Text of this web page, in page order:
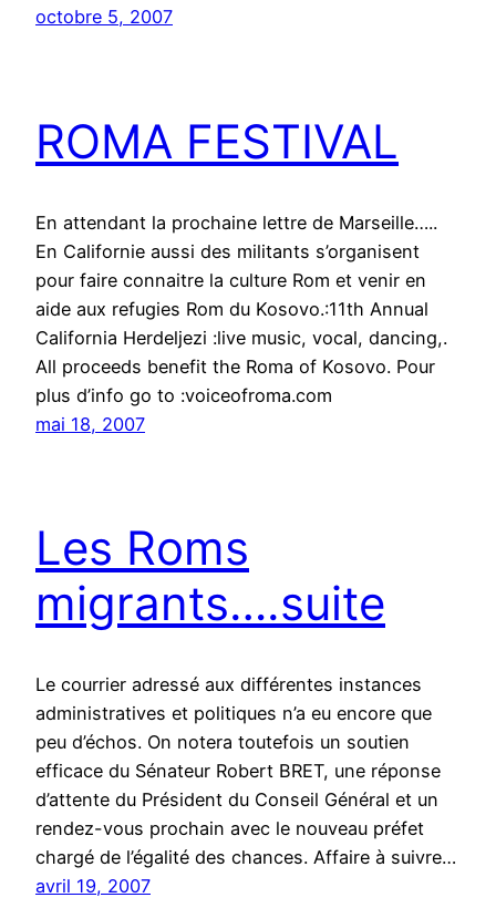
octobre 5, 2007
ROMA FESTIVAL
En attendant la prochaine lettre de Marseille…..
En Californie aussi des militants s’organisent
pour faire connaitre la culture Rom et venir en
aide aux refugies Rom du Kosovo.:11th Annual
California Herdeljezi :live music, vocal, dancing,.
All proceeds benefit the Roma of Kosovo. Pour
plus d’info go to :voiceofroma.com
mai 18, 2007
Les Roms
migrants….suite
Le courrier adressé aux différentes instances
administratives et politiques n’a eu encore que
peu d’échos. On notera toutefois un soutien
efficace du Sénateur Robert BRET, une réponse
d’attente du Président du Conseil Général et un
rendez-vous prochain avec le nouveau préfet
chargé de l’égalité des chances. Affaire à suivre…
avril 19, 2007